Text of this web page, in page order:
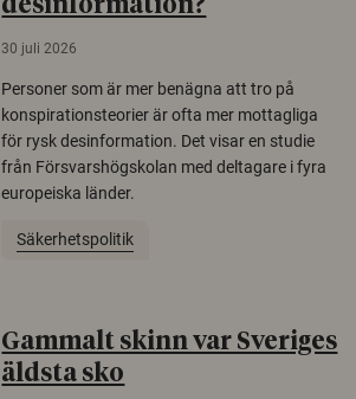
desinformation?
30 juli 2026
Personer som är mer benägna att tro på
konspirationsteorier är ofta mer mottagliga
för rysk desinformation. Det visar en studie
från Försvarshögskolan med deltagare i fyra
europeiska länder.
Säkerhetspolitik
Gammalt skinn var Sveriges
äldsta sko